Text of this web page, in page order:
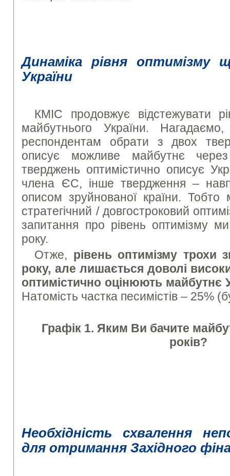
Динаміка рівня оптимізму
України
КМІС продовжує відстежувати
майбутнього України.
респондентам обрати з двох
описує можливе майбутнє
тверджень оптимістично описує
члена ЄС, інше твердження –
описом зруйнованої країни.
стратегічний / довгостроковий
запитання про рівень оптимізму
року.
Отже, рівень оптимізму трохи
року, але лишається доволі
оптимістично оцінюють майбутнє
Натомість частка песимістів – 25%
Графік 1. Яким Ви бачите
років?
Необхідність схвалення
для отримання Західного